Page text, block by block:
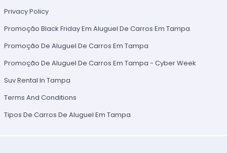
Privacy Policy
Promoção Black Friday Em Aluguel De Carros Em Tampa
Promoção De Aluguel De Carros Em Tampa
Promoção De Aluguel De Carros Em Tampa - Cyber Week
Suv Rental In Tampa
Terms And Conditions
Tipos De Carros De Aluguel Em Tampa